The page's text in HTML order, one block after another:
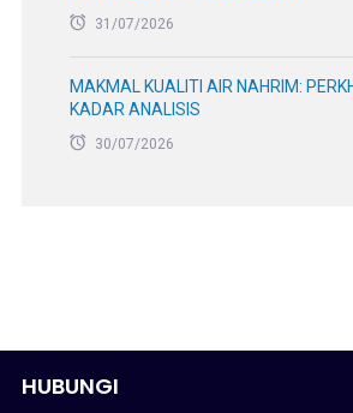
31/07/2026
MAKMAL KUALITI AIR NAHRIM:
KADAR ANALISIS
30/07/2026
HUBUNGI